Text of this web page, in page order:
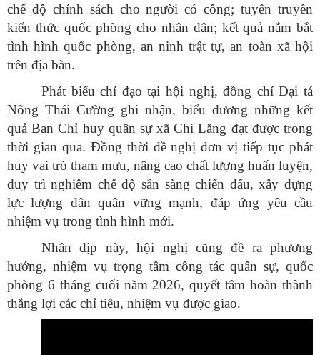
chế độ chính sách cho người có công; tuyên truyền
kiến thức quốc phòng cho nhân dân; kết quả nắm bắt
tình hình quốc phòng, an ninh trật tự, an toàn xã hội
trên địa bàn.
Phát biểu chỉ đạo tại hội nghị, đồng chí Đại tá
Nông Thái Cường ghi nhận, biểu dương những kết
quả Ban Chỉ huy quân sự xã Chi Lăng đạt được trong
thời gian qua. Đồng thời đề nghị đơn vị tiếp tục phát
huy vai trò tham mưu, nâng cao chất lượng huấn luyện,
duy trì nghiêm chế độ sẵn sàng chiến đấu, xây dựng
lực lượng dân quân vững mạnh, đáp ứng yêu cầu
nhiệm vụ trong tình hình mới.
Nhân dịp này, hội nghị cũng đề ra phương
hướng, nhiệm vụ trọng tâm công tác quân sự, quốc
phòng 6 tháng cuối năm 2026, quyết tâm hoàn thành
thắng lợi các chỉ tiêu, nhiệm vụ được giao.